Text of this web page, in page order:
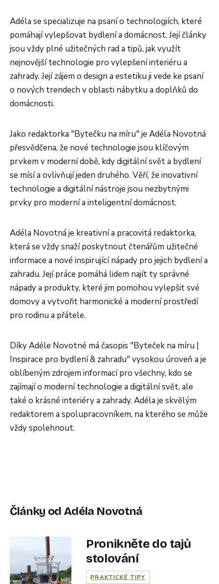
Adéla se specializuje na psaní o technologiích, které
pomáhají vylepšovat bydlení a domácnost. Její články
jsou vždy plné užitečných rad a tipů, jak využít
nejnovější technologie pro vylepšení interiéru a
zahrady. Její zájem o design a estetiku ji vede ke psaní
o nových trendech v oblasti nábytku a doplňků do
domácnosti.
Jako redaktorka "Bytečku na míru" je Adéla Novotná
přesvědčena, že nové technologie jsou klíčovým
prvkem v moderní době, kdy digitální svět a bydlení
se mísí a ovlivňují jeden druhého. Věří, že inovativní
technologie a digitální nástroje jsou nezbytnými
prvky pro moderní a inteligentní domácnost.
Adéla Novotná je kreativní a pracovitá redaktorka,
která se vždy snaží poskytnout čtenářům užitečné
informace a nové inspirující nápady pro jejich bydlení a
zahradu. Její práce pomáhá lidem najít ty správné
nápady a produkty, které jim pomohou vylepšit své
domovy a vytvořit harmonické a moderní prostředí
pro rodinu a přátele.
Díky Adéle Novotné má časopis "Byteček na míru |
Inspirace pro bydlení & zahradu" vysokou úroveň a je
oblíbeným zdrojem informací pro všechny, kdo se
zajímají o moderní technologie a digitální svět, ale
také o krásné interiéry a zahrady. Adéla je skvělým
redaktorem a spolupracovníkem, na kterého se může
vždy spolehnout.
Články od Adéla Novotná
Pronikněte do tajů
stolování
PRAKTICKÉ TIPY